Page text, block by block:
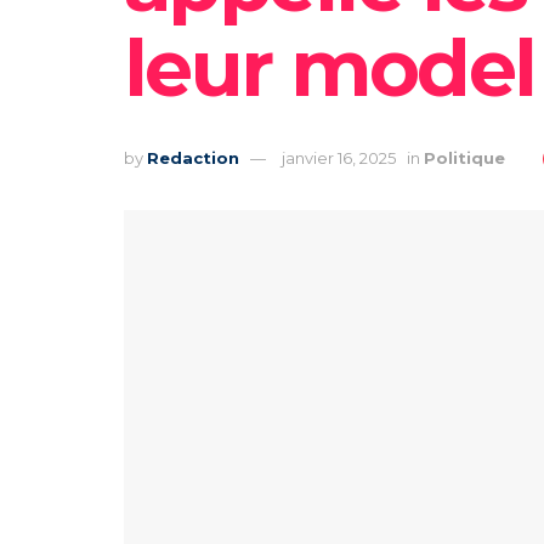
leur model
by Redaction janvier 16, 2025 in Politique